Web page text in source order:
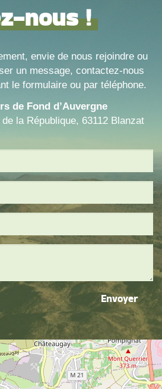
nous !
envie de nous rejoindre ou
un message, contactez-nous
le formulaire ou par téléphone.
de Fond d’Auvergne
la République, 63112 Blanzat
Envoyer